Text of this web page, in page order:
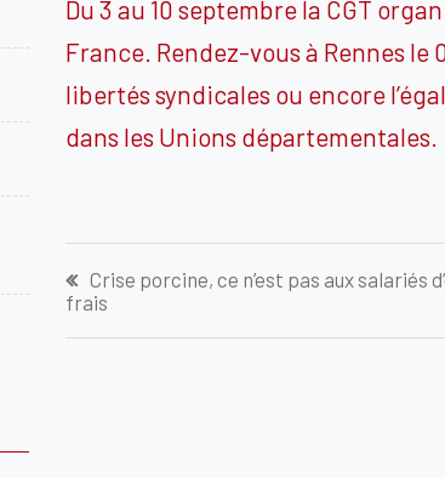
Du 3 au 10 septembre la CGT
France. Rendez-vous à Rennes le
libertés syndicales ou encore
dans les Unions départementales.
Navigation
de
Crise porcine, ce n’est pas aux salariés
frais